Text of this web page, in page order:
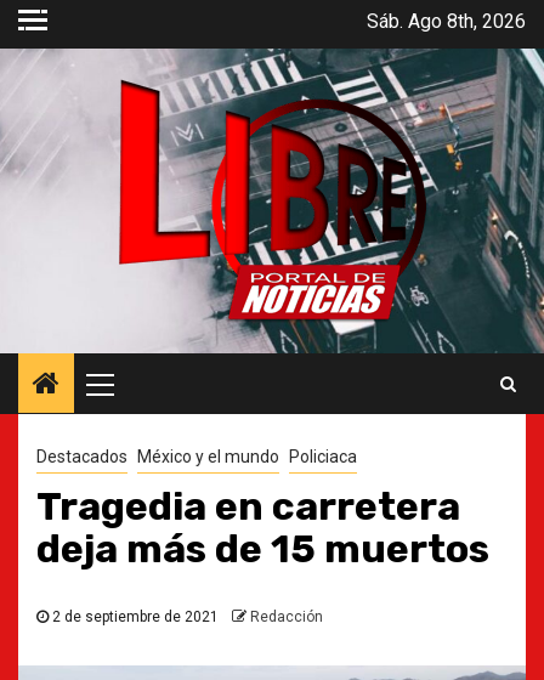
Saltar
contenido
Sáb. Ago 8th, 2026
principal
Destacados México y el mundo Policiaca
Tragedia en carretera
deja más de 15 muertos
2 de septiembre de 2021 Redacción